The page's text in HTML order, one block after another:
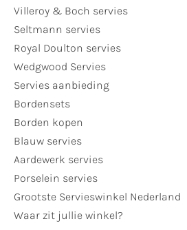
Villeroy & Boch servies
Seltmann servies
Royal Doulton servies
Wedgwood Servies
Servies aanbieding
Bordensets
Borden kopen
Blauw servies
Aardewerk servies
Porselein servies
Grootste Servieswinkel Nederland
Waar zit jullie winkel?